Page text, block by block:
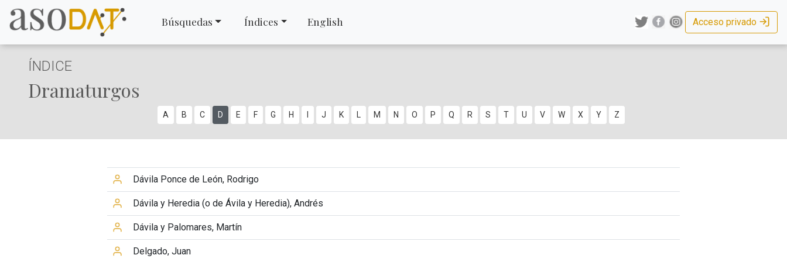
Búsquedas Índices English Acceso privado
ÍNDICE
Dramaturgos
A B C D E F G H J K M N O P Q R S T U V W X Y Z
Dávila Ponce de León, Rodrigo
Dávila y Heredia (o de Ávila y Heredia), Andrés
Dávila y Palomares, Martín
Delgado, Juan